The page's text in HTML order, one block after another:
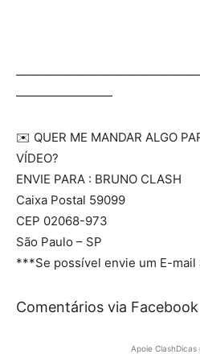
————————
✉️ QUER ME MANDAR ALGO
VÍDEO?
ENVIE PARA : BRUNO CLASH
Caixa Postal 59099
CEP 02068-973
São Paulo – SP
***Se possível envie um E-
Comentários via Facebook
Apoie ClashDicas